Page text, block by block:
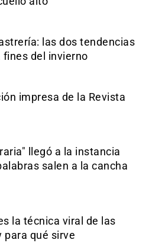
las dos tendencias
fines del invierno
impresa de la Revista
llegó a la instancia
salen a la cancha
la técnica viral de las
para qué sirve